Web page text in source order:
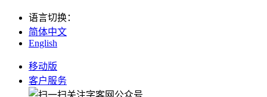
语言切换：
简体中文
English
移动版
客户服务